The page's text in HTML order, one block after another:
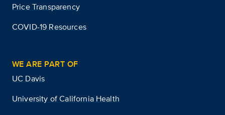
Price Transparency
COVID-19 Resources
WE ARE PART OF
UC Davis
University of California Health